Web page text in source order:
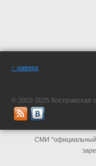
↑ наверх
© 2002-2025 Костромская
СМИ "официальный